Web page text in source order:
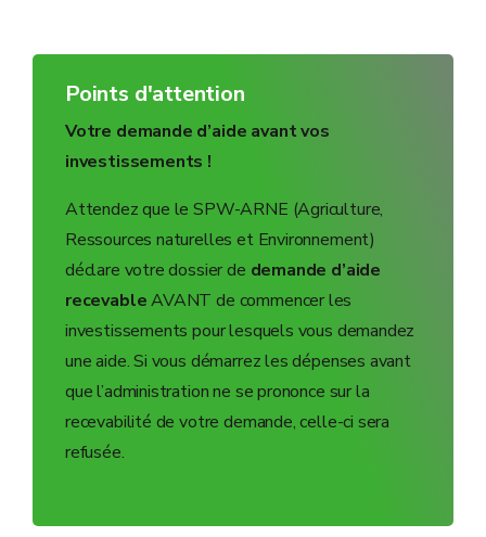
Points d'attention
Votre demande d’aide avant vos
investissements !
Attendez que le SPW-ARNE (Agriculture,
Ressources naturelles et Environnement)
déclare votre dossier de demande d’aide
recevableAVANT de commencer les
investissements pour lesquels vous demandez
une aide. Si vous démarrez les dépenses avant
que l’administration ne se prononce sur la
recevabilité de votre demande, celle-ci sera
refusée.